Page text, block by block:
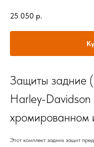
25 050 р.
Защиты задние
Harley-
хромированном
Этот комплект задних защит